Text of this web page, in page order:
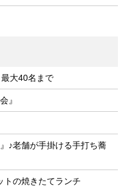
大40名まで
』
♪老舗が手掛ける手打ち蕎
トの焼きたてランチ